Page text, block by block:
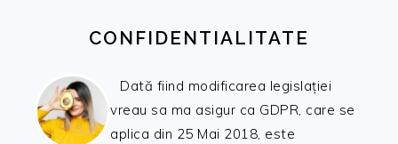
CONFIDENTIALITATE
Dată fiind modificarea legislației
vreau sa ma asigur ca GDPR, care se
aplica din 25 Mai 2018, este